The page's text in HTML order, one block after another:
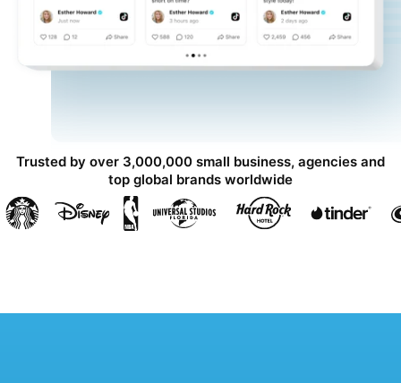
Trusted by over 3,000,000 small business, agencies and
top global brands worldwide